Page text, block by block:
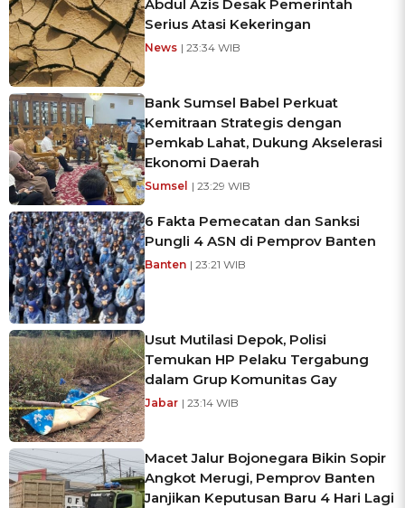
Abdul Azis Desak Pemerintah
Serius Atasi Kekeringan
News | 23:34 WIB
Bank Sumsel Babel Perkuat
Kemitraan Strategis dengan
Pemkab Lahat, Dukung Akselerasi
Ekonomi Daerah
Sumsel | 23:29 WIB
6 Fakta Pemecatan dan Sanksi
Pungli 4 ASN di Pemprov Banten
Banten | 23:21 WIB
Usut Mutilasi Depok, Polisi
Temukan HP Pelaku Tergabung
dalam Grup Komunitas Gay
Jabar | 23:14 WIB
Macet Jalur Bojonegara Bikin Sopir
Angkot Merugi, Pemprov Banten
Janjikan Keputusan Baru 4 Hari Lagi